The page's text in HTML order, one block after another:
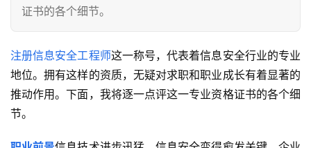
证书的各个细节。
注册信息安全工程师这一称号，代表着信息安全行业的专业
地位。拥有这样的资质，无疑对求职和职业成长有着显著的
推动作用。下面，我将逐一点评这一专业资格证书的各个细
节。